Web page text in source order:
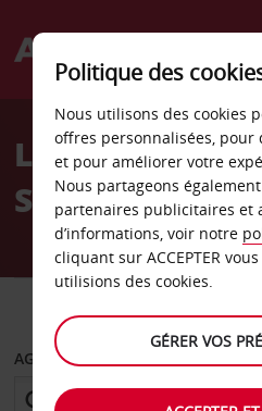
Welcome
AvisLocation de
Salamanque
AGENCE DE DÉPART
Politique des
Nous utilisons des cookies
offres personnalisées, pour
et pour améliorer votre
Nous partageons
partenaires publicitaires et
d’informations, voir notre
cliquant sur ACCEPTER
utilisions des cookies.
GÉRER VOS